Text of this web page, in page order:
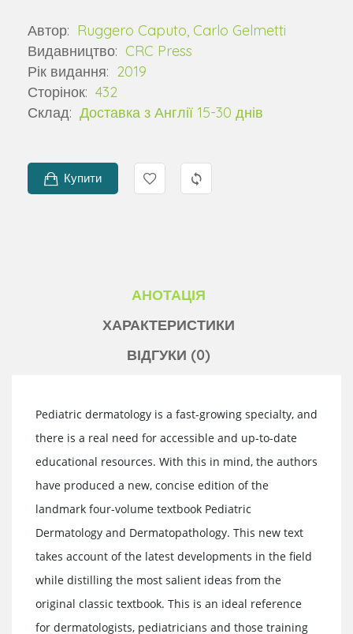
Автор: Ruggero Caputo, Carlo Gelmetti
Видавництво: CRC Press
Рік видання: 2019
Сторінок: 432
Склад: Доставка з Англії 15-30 днів
Купити
АНОТАЦІЯ
ХАРАКТЕРИСТИКИ
ВІДГУКИ (0)
Pediatric dermatology is a fast-growing specialty, and
there is a real need for accessible and up-to-date
educational resources. With this in mind, the authors
have produced a new, concise edition of the
landmark four-volume textbook Pediatric
Dermatology and Dermatopathology. This new text
takes account of the latest developments in the field
while distilling the most salient ideas from the
original classic textbook. This is an ideal reference
for dermatologists, pediatricians and those training